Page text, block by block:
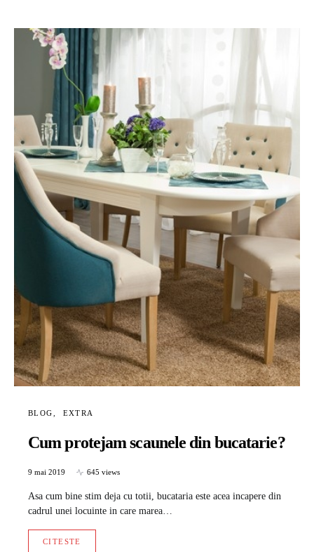
BLOG EXTRA
Cum protejam scaunele din bucatarie?
9 mai 2019 645 views
Asa cum bine stim deja cu totii, bucataria este acea incapere din
cadrul unei locuinte in care marea…
CITESTE